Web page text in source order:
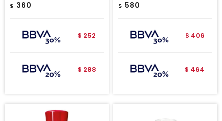
$ 360
$ 252
$ 288
$ 580
$ 406
$ 464